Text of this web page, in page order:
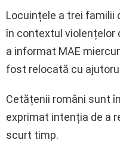
Locuințele a trei familii
în contextul violențelor
a informat MAE
fost relocată cu
Cetățenii români sunt
exprimat intenția de a
scurt timp.